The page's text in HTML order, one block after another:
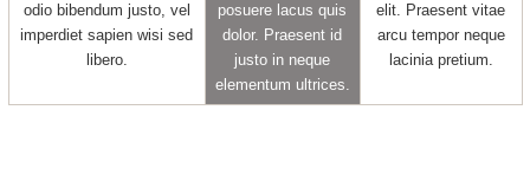
odio bibendum justo, vel
imperdiet sapien wisi sed
libero.
posuere lacus quis
dolor. Praesent id
justo in neque
elementum ultrices.
elit. Praesent vitae
arcu tempor neque
lacinia pretium.